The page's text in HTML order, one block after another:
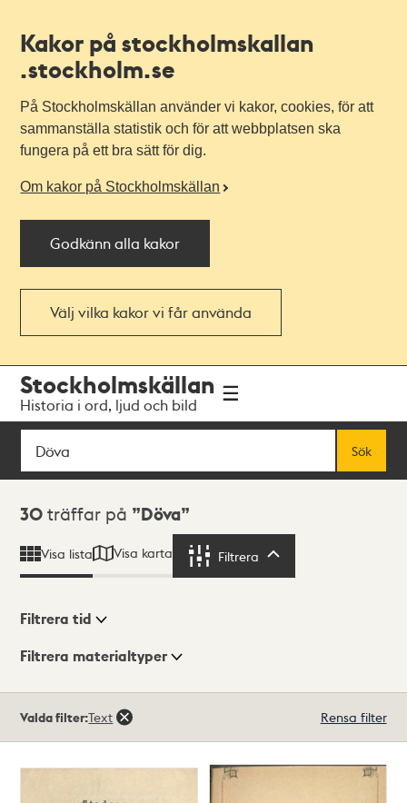
Kakor på stockholmskallan
.stockholm.se
På Stockholmskällan använder vi kakor, cookies, för att
sammanställa statistik och för att webbplatsen ska
fungera på ett bra sätt för dig.
Om kakor på Stockholmskällan
Godkänn alla kakor
Välj vilka kakor vi får använda
navigationen
huvudinnehållet
Stockholmskällan
Historia i ord, ljud och bild
Sök
Sök
Sökresultat
30 träffar på Döva
Visa lista Visa karta Filtrera
Visningsläge
Filtrera tid
Filtrera materialtyper
träffar
Valda filter:Text Rensa filter